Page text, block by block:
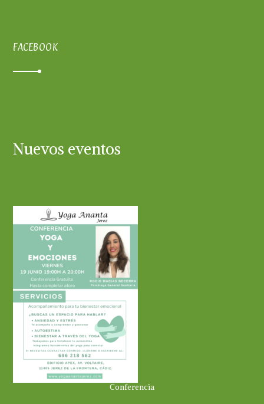
FACEBOOK
Nuevos eventos
Conferencia